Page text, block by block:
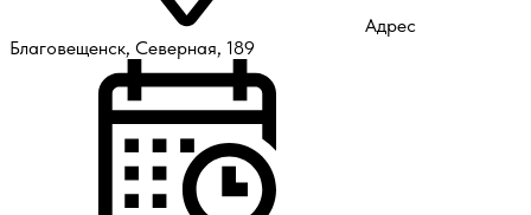
Адрес
Благовещенск, Северная, 189